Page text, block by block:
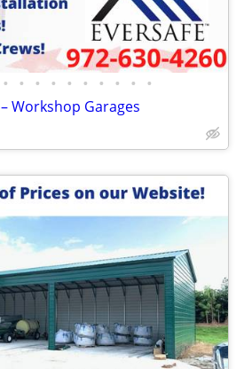
• • • • • • • • • •
Workshop Garages